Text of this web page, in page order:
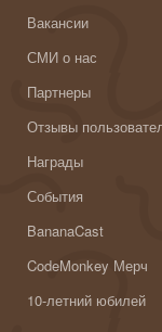
Вакансии
СМИ о нас
Партнеры
Отзывы
Награды
События
BananaCast
CodeMonkey Мерч
10-летний юбилей